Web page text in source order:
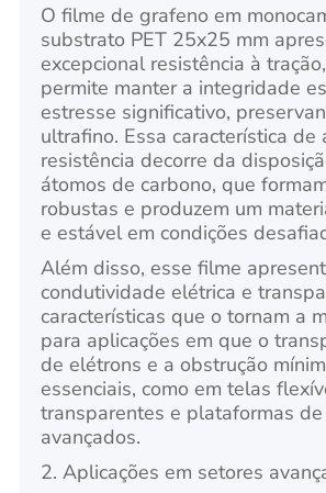
O filme de grafeno em
substrato PET 25x25 mm
excepcional resistência à
permite manter a integridade
estresse significativo,
ultrafino. Essa característica de
resistência decorre da
átomos de carbono, que
robustas e produzem um
e estável em condições
Além disso, esse filme
condutividade elétrica e
características que o tornam a
para aplicações em que o
de elétrons e a obstrução
essenciais, como em telas
transparentes e plataformas
avançados.
2. Aplicações em setores